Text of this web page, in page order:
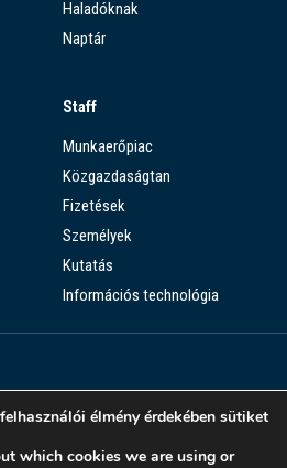
Haladóknak
Naptár
Staff
Munkaerőpiac
Közgazdaságtan
Fizetések
Személyek
Kutatás
Információs technológia
Tára
élmény érdekében sütiket
which cookies we are using or